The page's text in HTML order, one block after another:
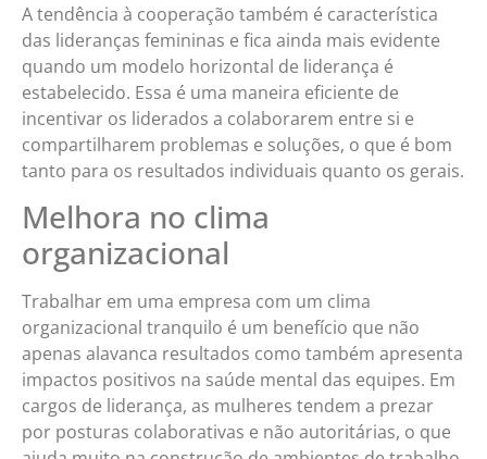
A tendência à cooperação também é característica
das lideranças femininas e fica ainda mais evidente
quando um modelo horizontal de liderança é
estabelecido. Essa é uma maneira eficiente de
incentivar os liderados a colaborarem entre si e
compartilharem problemas e soluções, o que é bom
tanto para os resultados individuais quanto os gerais.
Melhora no clima
organizacional
Trabalhar em uma empresa com um clima
organizacional tranquilo é um benefício que não
apenas alavanca resultados como também apresenta
impactos positivos na saúde mental das equipes. Em
cargos de liderança, as mulheres tendem a prezar
por posturas colaborativas e não autoritárias, o que